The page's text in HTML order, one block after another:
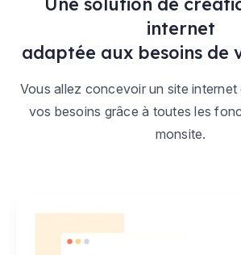
internet
adaptée aux besoins de
Vous allez concevoir un site internet
vos besoins grâce à toutes les
monsite.